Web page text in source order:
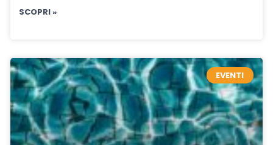
SCOPRI »
EVENTI